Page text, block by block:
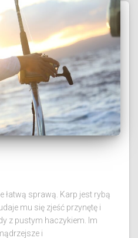
łatwą sprawą. Karp jest rybą
mu się zjeść przynętę i
z pustym haczykiem. Im
i